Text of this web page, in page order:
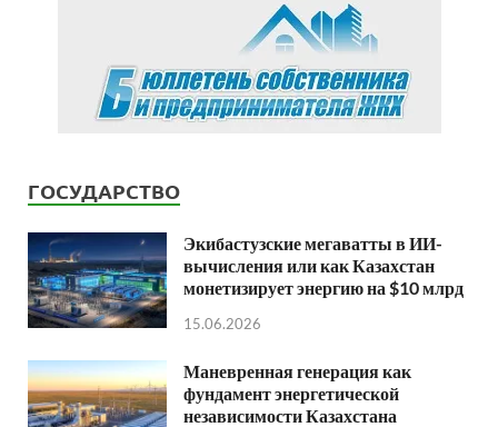
ГОСУДАРСТВО
Экибастузские мегаватты в ИИ-
вычисления или как Казахстан
монетизирует энергию на $10 млрд
15.06.2026
Маневренная генерация как
фундамент энергетической
независимости Казахстана